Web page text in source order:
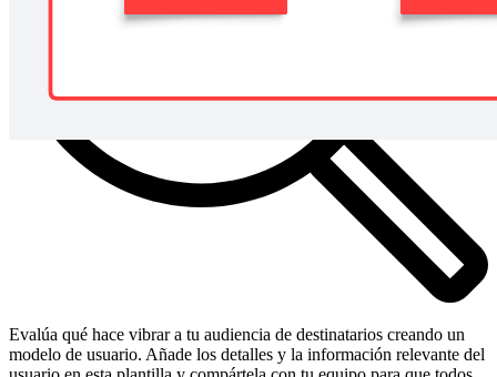
Evalúa qué hace vibrar a tu audiencia de destinatarios creando un
modelo de usuario. Añade los detalles y la información relevante del